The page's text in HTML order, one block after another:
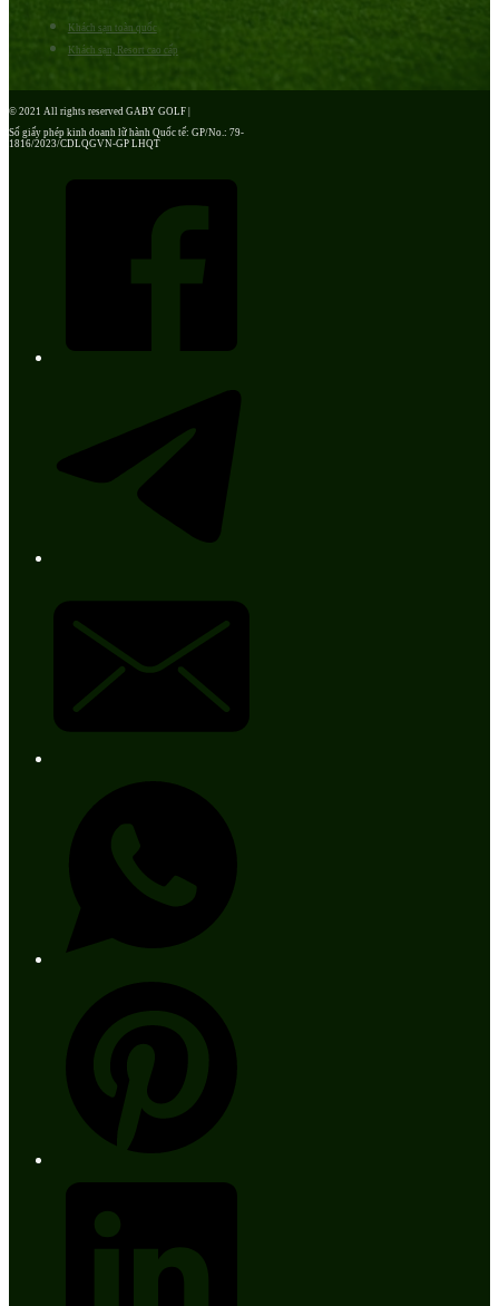
Khách sạn toàn quốc
Khách sạn, Resort cao cấp
© 2021 All rights reserved GABY GOLF |
Số giấy phép kinh doanh lữ hành Quốc tế: GP/No.: 79-
1816/2023/CDLQGVN-GP LHQT